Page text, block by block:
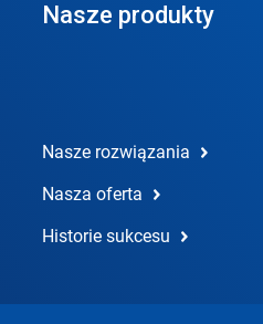
Nasze produkty
Nasze rozwiązania
Nasza oferta
Historie sukcesu